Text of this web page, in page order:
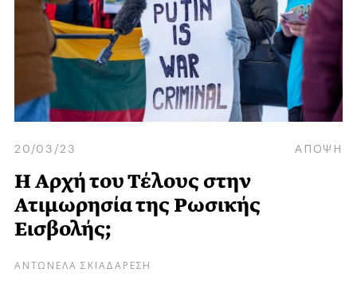
20/03/23 ΑΠΟΨΗ
H Αρχή του Τέλους στην
Ατιμωρησία της Ρωσικής
Εισβολής;
ΑΝΤΩΝΕΛΑ ΣΚΙΑΔΑΡΕΣΗ